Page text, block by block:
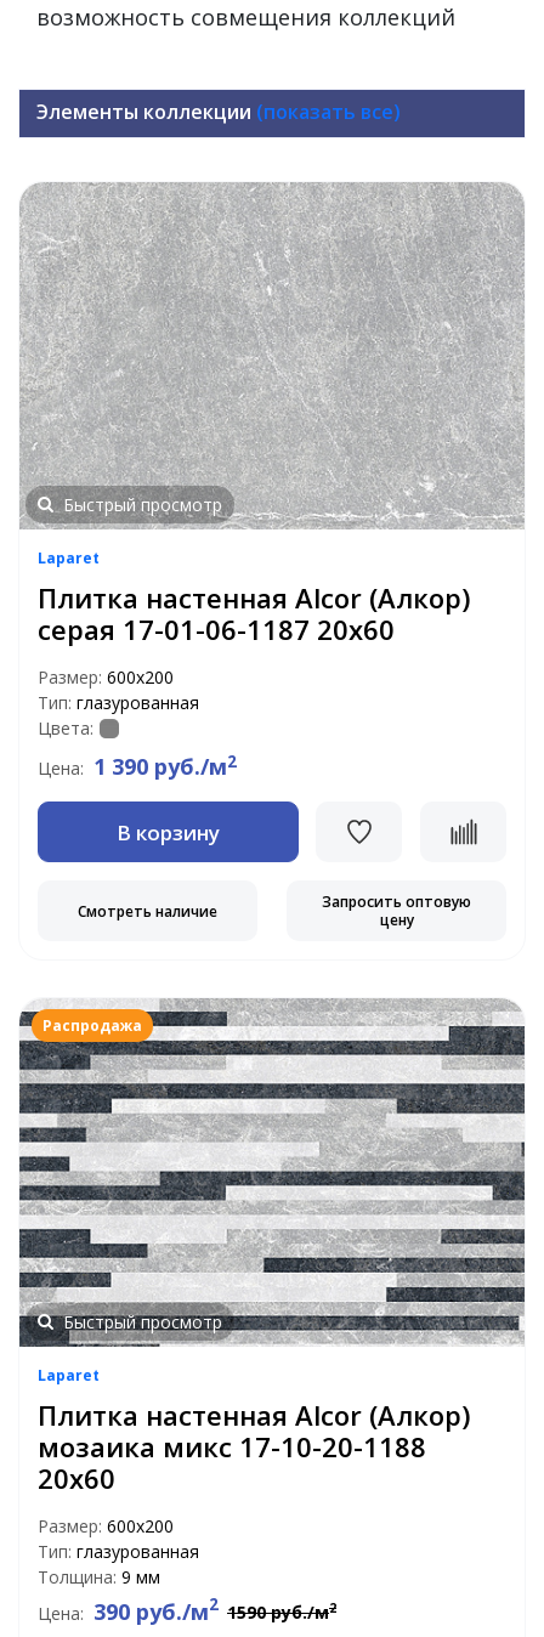
возможность совмещения коллекций
Элементы коллекции (показать все)
Быстрый просмотр
Laparet
Плитка настенная Alcor (Алкор)
серая 17-01-06-1187 20х60
Размер: 600х200
Тип: глазурованная
Цвета:
Цена: 1 390 руб./м2
В корзину
Смотреть наличие
Запросить оптовую
цену
Распродажа
Быстрый просмотр
Laparet
Плитка настенная Alcor (Алкор)
мозаика микс 17-10-20-1188
20х60
Размер: 600х200
Тип: глазурованная
Толщина: 9 мм
Цена: 390 руб./м2 1590 руб./м2